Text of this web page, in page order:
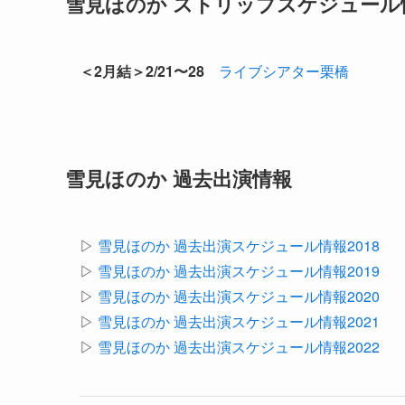
＜2月結＞2/21〜28 ライブシアター栗橋
雪見ほのか 過去出演情報
▷ 雪見ほのか 過去出演スケジュール情報2018
▷ 雪見ほのか 過去出演スケジュール情報2019
▷ 雪見ほのか 過去出演スケジュール情報2020
▷ 雪見ほのか 過去出演スケジュール情報2021
▷ 雪見ほのか 過去出演スケジュール情報2022